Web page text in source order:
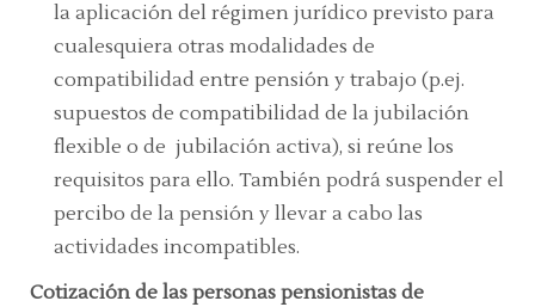
la aplicación del régimen jurídico previsto para
cualesquiera otras modalidades de
compatibilidad entre pensión y trabajo (p.ej.
supuestos de compatibilidad de la jubilación
flexible o de jubilación activa), si reúne los
requisitos para ello. También podrá suspender el
percibo de la pensión y llevar a cabo las
actividades incompatibles.
Cotización de las personas pensionistas de